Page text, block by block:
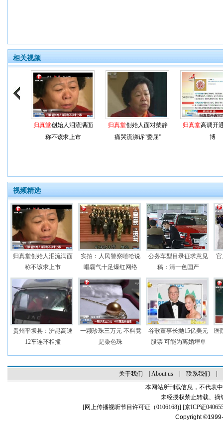
相关视频
归真堂创始人泪流满面
称不该求上市
归真堂创始人面对柴静
痛哭流涕诉“委屈”
归真堂高调开
博
视频精选
归真堂创始人泪流满面
称不该求上市
实拍：人民警察嘻哈说
唱霸气十足爆红网络
公务车型目录征求意见
稿：清一色国产
贵州平坝县：沪昆高速
12车连环相撞
一颗珍珠三万元 不料竟
是染色珠
谷歌董事长抛15亿美元
股票 可能为离婚埋单
医
关于我们 About us| 联系我们
本网站所刊载信息，不代表
未经授权禁止转载、摘
[网上传播视听节目许可证（0106168)] [京ICP证
Copyright